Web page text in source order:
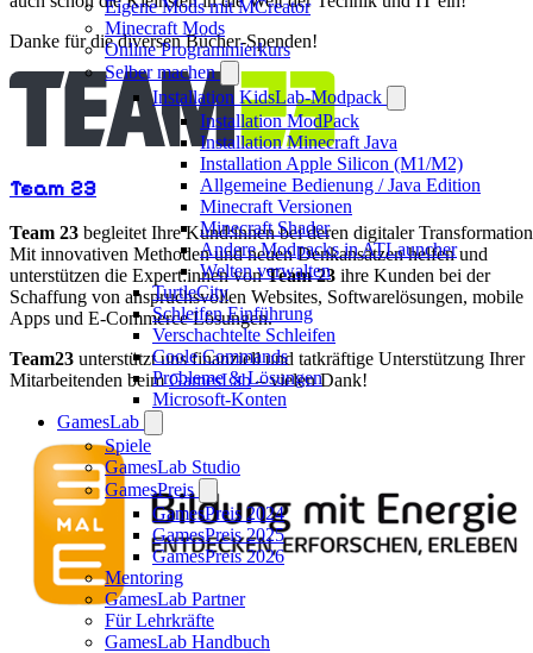
Eigene Mods mit MCreator
Minecraft Mods
Online Programmierkurs
Selber machen
Installation KidsLab-Modpack
Installation ModPack
Installation Minecraft Java
Installation Apple Silicon (M1/M2)
Allgemeine Bedienung / Java Edition
Minecraft Versionen
Minecraft Shader
Andere Modpacks in ATLauncher
Welten verwalten
TurtleCity
Schleifen Einführung
Verschachtelte Schleifen
Coole Commands
Probleme & Lösungen
Microsoft-Konten
GamesLab
Spiele
GamesLab Studio
GamesPreis
GamesPreis 2024
GamesPreis 2025
GamesPreis 2026
Mentoring
GamesLab Partner
Für Lehrkräfte
GamesLab Handbuch
Danke für die diversen Bücher-Spenden!
Team 23
Team 23 begleitet Ihre Kund:innen bei deren digitaler
Mit innovativen Methoden und neuen Denkansätzen helfen und
unterstützen die Expert:innen vonTeam 23 ihre Kunden bei der
Schaffung von anspruchsvollen Websites, Softwarelösungen, mobile
Apps und E-Commerce Lösungen.
Team23 unterstützt uns finanziell und tatkräftige Unterstützung Ihrer
Mitarbeitenden beimGamesLab– vielen Dank!